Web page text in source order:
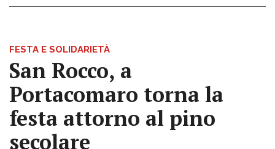
FESTA E SOLIDARIETÀ
San Rocco, a
Portacomaro torna la
festa attorno al pino
secolare